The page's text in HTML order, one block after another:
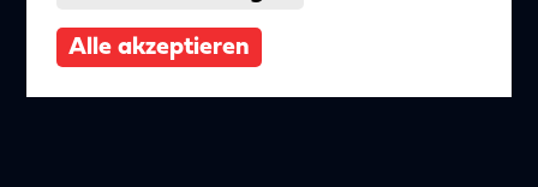
Alle akzeptieren